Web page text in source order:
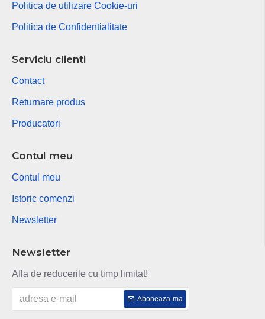
Politica de utilizare Cookie-uri
Politica de Confidentialitate
Serviciu clienti
Contact
Returnare produs
Producatori
Contul meu
Contul meu
Istoric comenzi
Newsletter
Newsletter
Afla de reducerile cu timp limitat!
Aboneaza-ma